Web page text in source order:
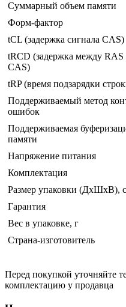
Суммарный объем памяти
Форм-фактор
tCL (задержка сигнала CAS)
tRCD (задержка между RAS
CAS)
tRP (время подзарядки
Поддерживаемый метод
ошибок
Поддерживаемая
памяти
Напряжение питания
Комплектация
Размер упаковки (ДхШхВ),
Гарантия
Вес в упаковке, г
Страна-изготовитель
Перед покупкой уточняйте
комплектацию у продавца